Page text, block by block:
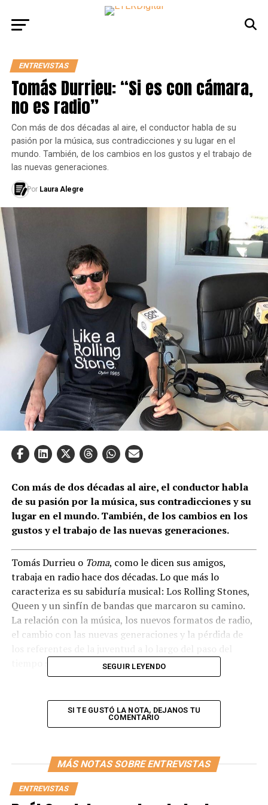
ENTREVISTAS
Tomás Durrieu: “Si es con cámara,
no es radio”
Con más de dos décadas al aire, el conductor habla de su
pasión por la música, sus contradicciones y su lugar en el
mundo. También, de los cambios en los gustos y el trabajo de
las nuevas generaciones.
Por Laura Alegre
Con más de dos décadas al aire, el conductor habla
de su pasión por la música, sus contradicciones y su
lugar en el mundo. También, de los cambios en los
gustos y el trabajo de las nuevas generaciones.
Tomás Durrieu o Toma, como le dicen sus amigos,
trabaja en radio hace dos décadas. Lo que más lo
caracteriza es su sabiduría musical: Los Rolling Stones,
Queen y un sinfín de bandas que marcaron su camino.
La relación con la música, los nuevos formatos de radio,
el cambio con las nuevas generaciones y la pérdida de
tiempo son tema clave.
mientras que se inicia la charla y se abre el plano, se ven
dos cuadros que lo rodean, aunque uno llama la
actitud rebelde que resignificó un género y creador de
otros más. La fotografía más famosa del artista forma
parte del living de Durrieu y un gesto que, según él, lo
SEGUIR LEYENDO
SI TE GUSTÓ LA NOTA, DEJANOS TU
COMENTARIO
MÁS NOTAS SOBRE ENTREVISTAS
ENTREVISTAS